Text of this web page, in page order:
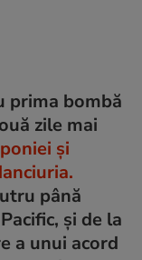
prima bombă
zile mai
și
până
și de la
a unui acord